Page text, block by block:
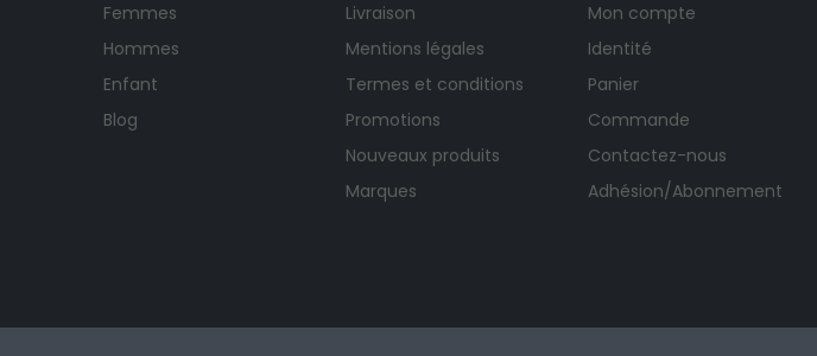
Femmes
Hommes
Enfant
Blog
Livraison
Mentions légales
Termes et conditions
Promotions
Nouveaux produits
Marques
Mon compte
Identité
Panier
Commande
Contactez-nous
Adhésion/Abonnement